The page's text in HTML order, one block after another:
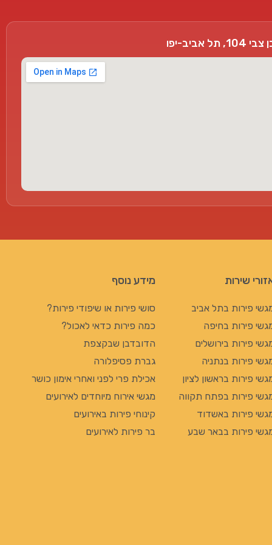
אביב-יפו
שירות
פירות בתל אביב
פירות בחיפה
פירות בירושלים
פירות בנתניה
פירות בראשון לציון
פירות בפתח תקווה
פירות באשדוד
פירות בבאר שבע
מידע נוסף
סושי פירות או שיפודי פירות?
כמה פירות כדאי לאכול?
הדובדבן שבקצפת
גברת פסיפלורה
אכילת פרי לפני ואחרי אימון כושר
מגשי אירוח מיוחדים לאירועים
קינוחי פירות באירועים
בר פירות לאירועים